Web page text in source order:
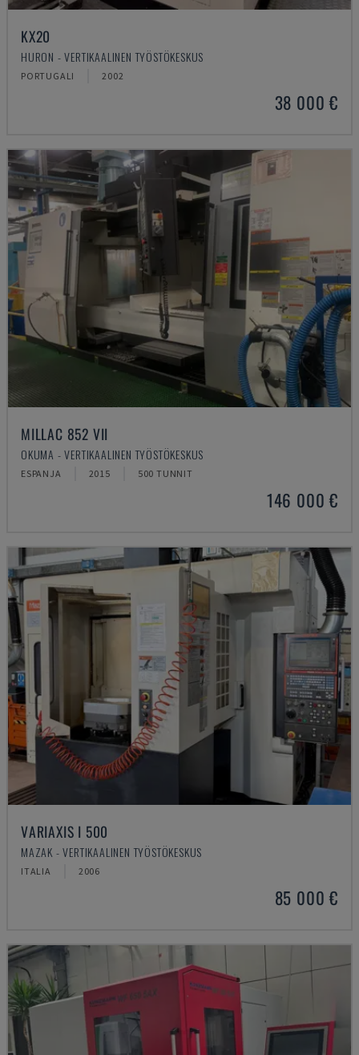
KX20
HURON - VERTIKAALINEN TYÖSTÖKESKUS
PORTUGALI 2002
38 000 €
MILLAC 852 VII
OKUMA - VERTIKAALINEN TYÖSTÖKESKUS
ESPANJA 2015 500 TUNNIT
146 000 €
VARIAXIS I 500
MAZAK - VERTIKAALINEN TYÖSTÖKESKUS
ITALIA 2006
85 000 €